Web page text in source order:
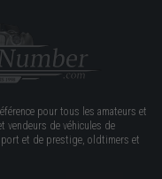
pour tous les amateurs et
vendeurs de véhicules de
et de prestige, oldtimers et